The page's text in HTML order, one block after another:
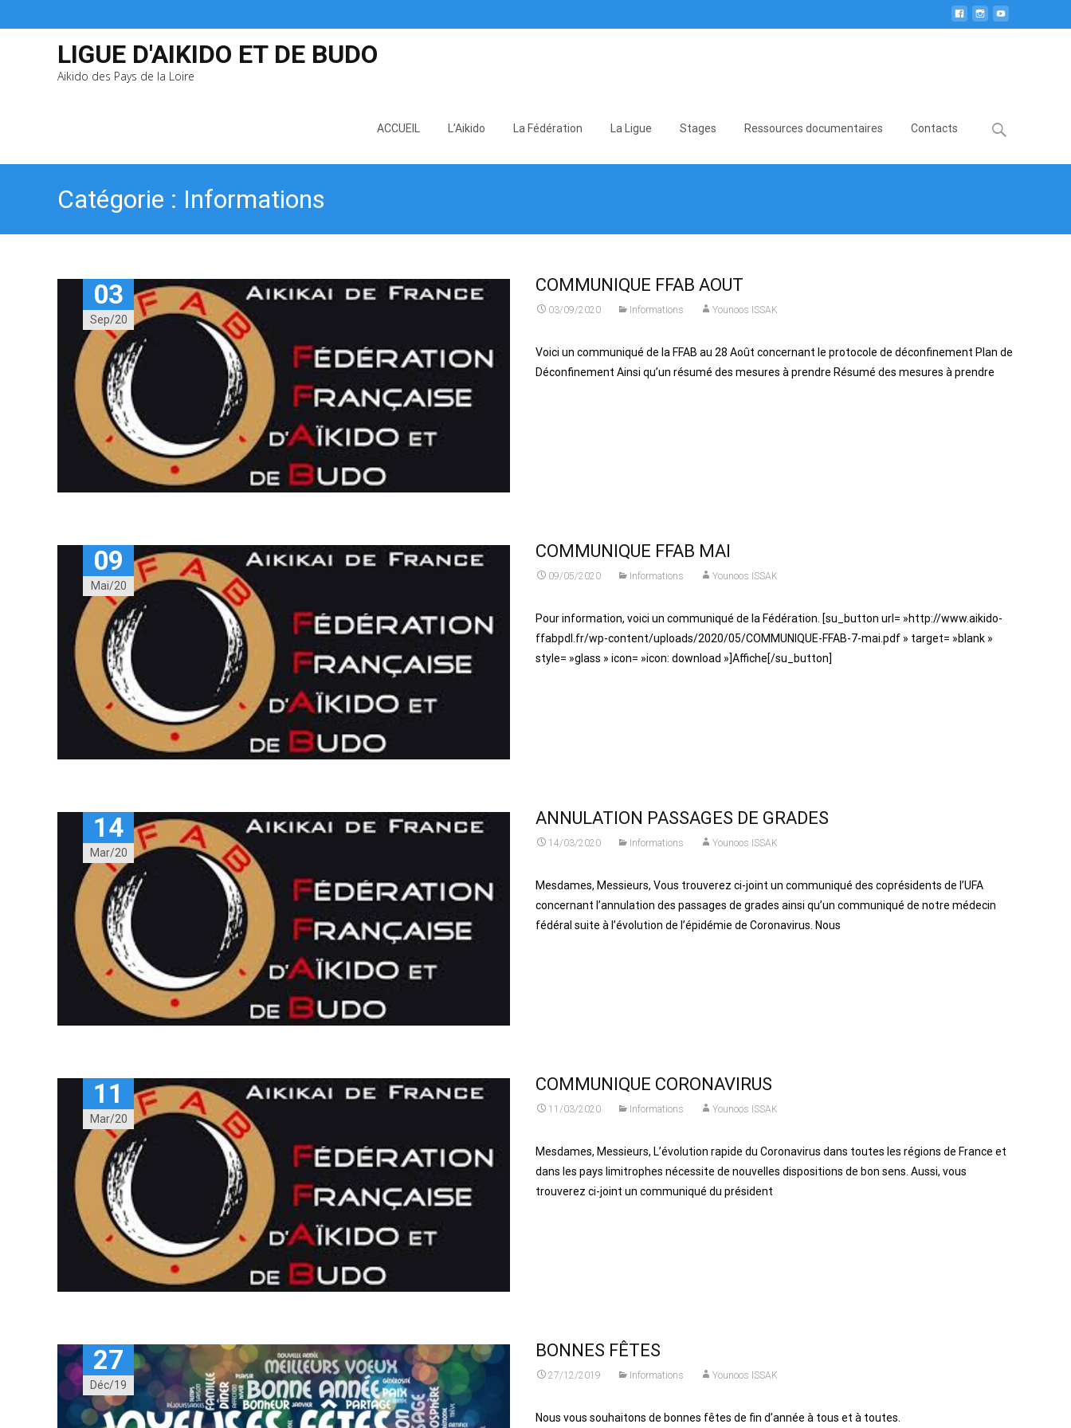
LIGUE D'AIKIDO ET DE BUDO
Aikido des Pays de la Loire
ACCUEIL L’Aikido La Fédération La Ligue Stages Ressources documentaires Contacts
Search
Catégorie : Informations
03
Sep/20
COMMUNIQUE FFAB AOUT
03/09/2020 Informations Younoos ISSAK
Voici un communiqué de la FFAB au 28 Août concernant le protocole de déconfinement Plan de
Déconfinement Ainsi qu’un résumé des mesures à prendre Résumé des mesures à prendre
09
Mai/20
COMMUNIQUE FFAB MAI
09/05/2020 Informations Younoos ISSAK
Pour information, voici un communiqué de la Fédération. [su_button url= »http://www.aikido-
ffabpdl.fr/wp-content/uploads/2020/05/COMMUNIQUE-FFAB-7-mai.pdf » target= »blank »
style= »glass » icon= »icon: download »]Affiche[/su_button]
14
Mar/20
ANNULATION PASSAGES DE GRADES
14/03/2020 Informations Younoos ISSAK
Mesdames, Messieurs, Vous trouverez ci-joint un communiqué des coprésidents de l’UFA
concernant l’annulation des passages de grades ainsi qu’un communiqué de notre médecin
fédéral suite à l’évolution de l’épidémie de Coronavirus. Nous
11
Mar/20
COMMUNIQUE CORONAVIRUS
11/03/2020 Informations Younoos ISSAK
Mesdames, Messieurs, L’évolution rapide du Coronavirus dans toutes les régions de France et
dans les pays limitrophes nécessite de nouvelles dispositions de bon sens. Aussi, vous
trouverez ci-joint un communiqué du président
27
Déc/19
BONNES FÊTES
27/12/2019 Informations Younoos ISSAK
Nous vous souhaitons de bonnes fêtes de fin d’année à tous et à toutes.